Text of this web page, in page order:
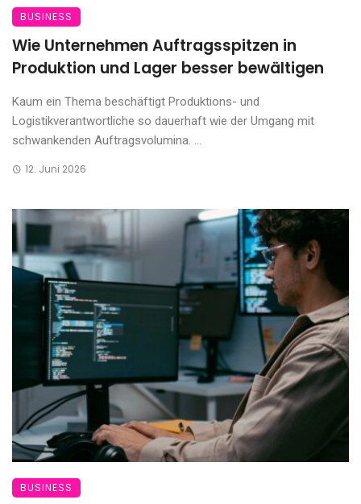
BUSINESS
Wie Unternehmen Auftragsspitzen in
Produktion und Lager besser bewältigen
Kaum ein Thema beschäftigt Produktions- und
Logistikverantwortliche so dauerhaft wie der Umgang mit
schwankenden Auftragsvolumina. ...
12. Juni 2026
BUSINESS